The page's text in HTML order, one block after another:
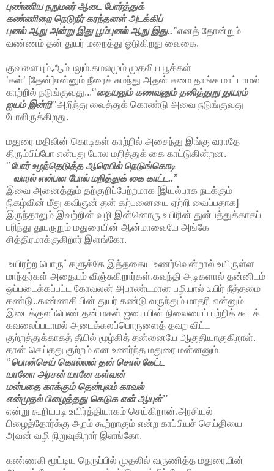
புண்ணிய நறுமலர் ஆடை போர்த்துக்
கண்ணிறை நெடுநீர் கரந்தனள் அடக்கிப்
புனல் ஆறு அன்று இது பூம்புனல் ஆறு இது..’’எனத் தோன்றும்
வண்ணம் தன் துயர் மறைத்து ஓடுகிறது வைகை.
குவளையும்,ஆம்பலும்,கமலமும் முதலிய பூக்கள்
’கள்’ [தேன்]என்னும் நீரைச் சுமந்து அதன் சுமை தாங்க மாட்டாமல்
காற்றில் நடுங்குவது...‘’தையலும் கணவனும் தனித்துறு துயரம்
ஐயம் இன்றி’’அறிந்து வைத்துக் கொண்டு அவை நடுங்குவது
போலிருக்கிறது.
மதுரை மதிலின் கொடிகள் காற்றில் அசைந்து இங்கு வராதே
திரும்பிப்போ என்பது போல மறித்துக் கை காட்டுகின்றன.
’’போர் உழந்தெடுத்த ஆரெயில் நெடுங்கொடி
வாரல் என்பன போல் மறித்துக் கை காட்ட..’’
இவை அனைத்தும் தற்குறிப்பேற்றமாக [இயல்பாக நடக்கும்
நிகழ்வின் மீது கவிஞன் தன் கற்பனையை ஏற்றி வைப்பதாக]
இருந்தாலும் இவற்றின் வழி இன்னொரு உயிரின் துன்பத்துக்காகப்
பரிந்து துயருறும் மதுரையின் ஆன்மாவையே அங்கே
சித்திரமாக்குகிறார் இளங்கோ.
உயிரற்ற பொருட்களுக்கே இத்தகைய உணர்வென்றால் உயிருள்ள
மாந்தர்கள் அதையும் விஞ்சுகிறார்கள்.கவுந்தி அடிகளால் தன்னிடம்
ஒப்படைக்கப்பட்ட கோவலன் அபாண்டமான பழியால் உயிர் நீத்தமை
கண்டு..கண்ணகியின் துயர் கண்டு வருந்தும் மாதரி என்னும்
இடைக்குலப்பெண் தன் மகள் ஐயையின் நிலையைப் பற்றிக் கூடக்
கவலைப்படாமல் அடைக்கலப்பொருளைத் தவற விட்ட
குற்றத்துக்காகத் தீயில் மூழ்கித் தன்னையே ஆகுதியாகுகிறாள்.
தான் செய்தது குற்றம் என உணர்ந்த மதுரை மன்னனும்
‘’பொன்செய் கொல்லன் தன் சொல் கேட்ட
யானோ அரசன் யானே கள்வன்
மன்பதை காக்கும் தென்புலம் காவல்
என்முதல் பிழைத்தது கெடுக என் ஆயுள்’’
என்று கூறியபடி உயிர்த்தியாகம் செய்கிறான்.அரசியல்
பிழைத்தோர்க்கு அறம் கூற்றாகும் என்ற காப்பியச் செய்தியை
அவன் வழி நிறுவுகிறார் இளங்கோ.
கண்ணகி மூட்டிய நெருப்பில் முதலில் வருணித்த மதுரையின்